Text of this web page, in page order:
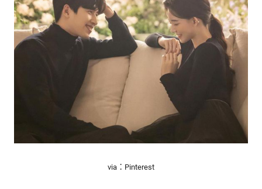
via：Pinterest